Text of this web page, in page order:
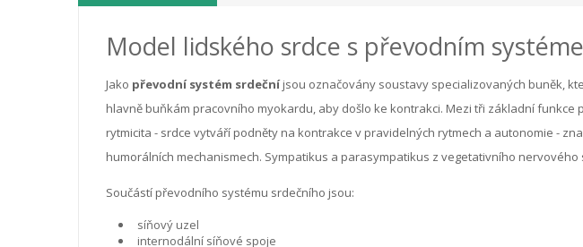
Model lidského srdce s převodním
Jako převodní systém srdečníjsou označovány soustavy specializovaných buněk,
hlavně buňkám pracovního myokardu, aby došlo ke kontrakci. Mezi tři základní
rytmicita - srdce vytváří podněty na kontrakce v pravidelných rytmech a autonomie -
humorálních mechanismech. Sympatikus a parasympatikus z vegetativního
Součástí převodního systému srdečního jsou:
síňový uzel
internodální síňové spoje